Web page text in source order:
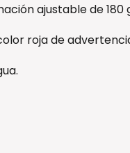
ajustable de 180
roja de